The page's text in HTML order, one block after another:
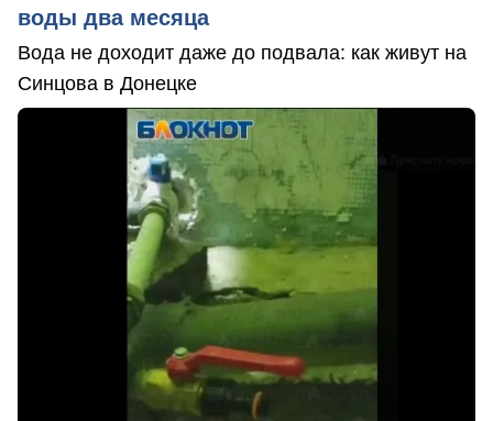
воды два месяца
Вода не доходит даже до подвала: как живут на
Синцова в Донецке